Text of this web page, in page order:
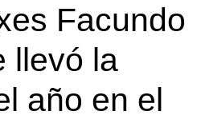
Facundo
llevó la
año en el